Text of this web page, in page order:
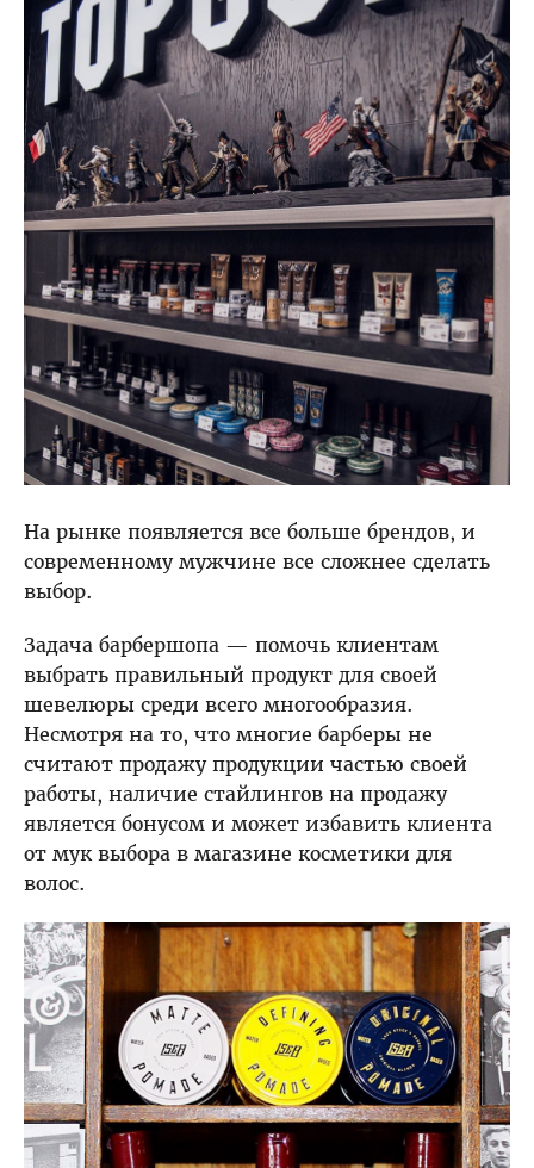
На рынке появляется все больше брендов, и
современному мужчине все сложнее сделать
выбор.
Задача барбершопа — помочь клиентам
выбрать правильный продукт для своей
шевелюры среди всего многообразия.
Несмотря на то, что многие барберы не
считают продажу продукции частью своей
работы, наличие стайлингов на продажу
является бонусом и может избавить клиента
от мук выбора в магазине косметики для
волос.